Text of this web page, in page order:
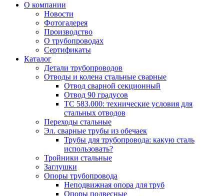
О компании
Новости
Фотогалерея
Производство
О трубопроводах
Сертификаты
Каталог
Детали трубопроводов
Отводы и колена стальные сварные
Отвод сварной секционный
Отвод 90 градусов
ТС 583.000: технические условия для
стальных отводов
Переходы стальные
Эл. сварные трубы из обечаек
Трубы для трубопровода: какую сталь
использовать?
Тройники стальные
Заглушки
Опоры трубопровода
Неподвижная опора для труб
Опоры подвесные